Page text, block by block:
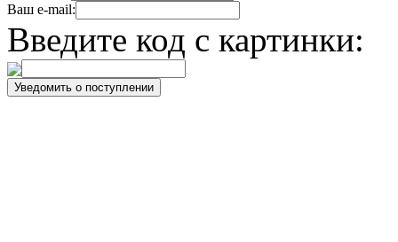
Ваш e-mail:
Введите код с картинки: